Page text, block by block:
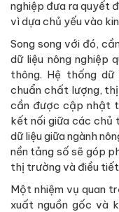
nghiệp đưa ra quyết
vì dựa chủ yếu vào
Song song với đó,
dữ liệu nông nghiệp
thông. Hệ thống
chuẩn chất lượng,
cần được cập nhật
kết nối giữa các chủ
dữ liệu giữa ngành
nền tảng số sẽ góp
thị trường và điều
Một nhiệm vụ quan
xuất nguồn gốc và